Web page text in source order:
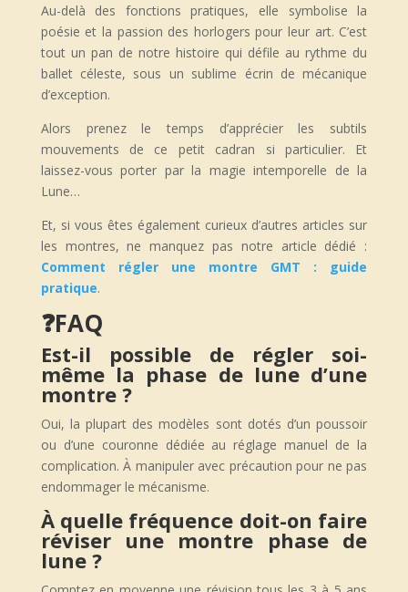
Au-delà des fonctions pratiques, elle symbolise la
poésie et la passion des horlogers pour leur art. C’est
tout un pan de notre histoire qui défile au rythme du
ballet céleste, sous un sublime écrin de mécanique
d’exception.
Alors prenez le temps d’apprécier les subtils
mouvements de ce petit cadran si particulier. Et
laissez-vous porter par la magie intemporelle de la
Lune…
Et, si vous êtes également curieux d’autres articles sur
les montres, ne manquez pas notre article dédié :
Comment régler une montre GMT : guide
pratique.
❓FAQ
Est-il possible de régler soi-
même la phase de lune d’une
montre ?
Oui, la plupart des modèles sont dotés d’un poussoir
ou d’une couronne dédiée au réglage manuel de la
complication. À manipuler avec précaution pour ne pas
endommager le mécanisme.
À quelle fréquence doit-on faire
réviser une montre phase de
lune ?